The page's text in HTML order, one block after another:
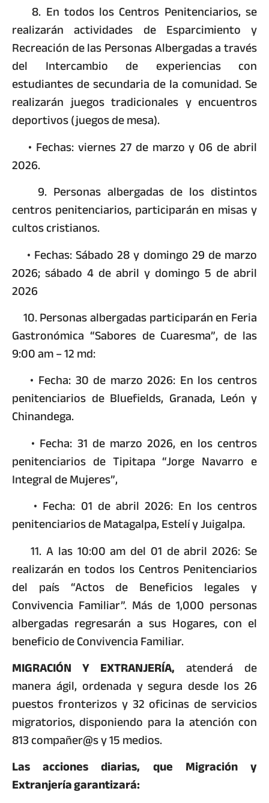
8. En todos los Centros Penitenciarios, se
realizarán actividades de Esparcimiento y
Recreación de las Personas Albergadas a través
del Intercambio de experiencias con
estudiantes de secundaria de la comunidad. Se
realizarán juegos tradicionales y encuentros
deportivos (juegos de mesa).
• Fechas: viernes 27 de marzo y 06 de abril
2026.
9. Personas albergadas de los distintos
centros penitenciarios, participarán en misas y
cultos cristianos.
• Fechas: Sábado 28 y domingo 29 de marzo
2026; sábado 4 de abril y domingo 5 de abril
2026
10. Personas albergadas participarán en Feria
Gastronómica “Sabores de Cuaresma”, de las
9:00 am – 12 md:
• Fecha: 30 de marzo 2026: En los centros
penitenciarios de Bluefields, Granada, León y
Chinandega.
• Fecha: 31 de marzo 2026, en los centros
penitenciarios de Tipitapa “Jorge Navarro e
Integral de Mujeres”,
• Fecha: 01 de abril 2026: En los centros
penitenciarios de Matagalpa, Estelí y Juigalpa.
11. A las 10:00 am del 01 de abril 2026: Se
realizarán en todos los Centros Penitenciarios
del país “Actos de Beneficios legales y
Convivencia Familiar”. Más de 1,000 personas
albergadas regresarán a sus Hogares, con el
beneficio de Convivencia Familiar.
MIGRACIÓN Y EXTRANJERÍA, atenderá de
manera ágil, ordenada y segura desde los 26
puestos fronterizos y 32 oficinas de servicios
migratorios, disponiendo para la atención con
813 compañer@s y 15 medios.
Las acciones diarias, que Migración y
Extranjería garantizará: